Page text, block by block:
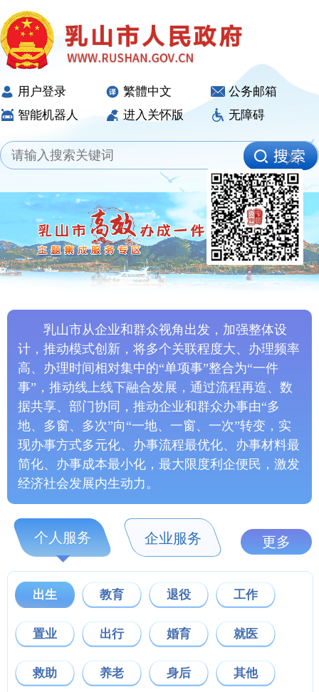
用户登录 繁體中文
公务邮箱
智能机器人
进入关怀版 无障碍
乳山市从企业和群众视角出发，加强整体设
计，推动模式创新，将多个关联程度大、办理频率
高、办理时间相对集中的“单项事”整合为“一件
事”，推动线上线下融合发展，通过流程再造、数
据共享、部门协同，推动企业和群众办事由“多
地、多窗、多次”向“一地、一窗、一次”转变，实
现办事方式多元化、办事流程最优化、办事材料最
简化、办事成本最小化，最大限度利企便民，激发
经济社会发展内生动力。
个人服务 企业服务 更多
出生 教育 退役 工作
置业 出行 婚育 就医
救助 养老 身后 其他